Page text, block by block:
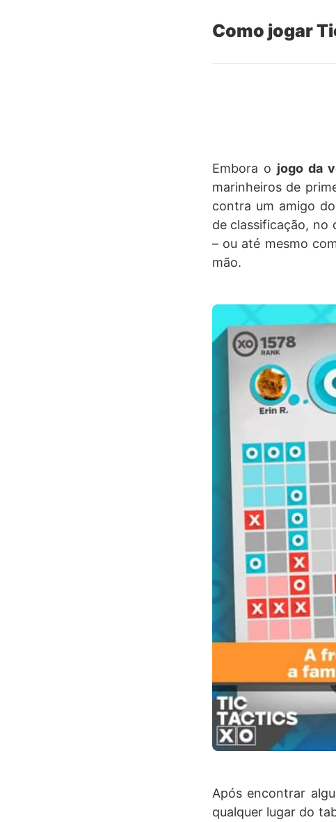
Como jogar
Embora o jogo da
marinheiros de
contra um amigo do
de classificação, no
– ou até mesmo
mão.
Após encontrar
qualquer lugar do